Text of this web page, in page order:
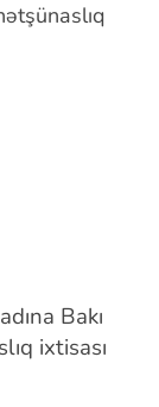
Bakı
ixtisası